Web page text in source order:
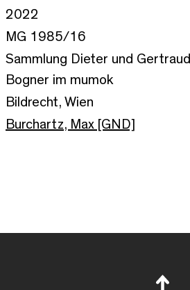
2022
MG 1985/16
Sammlung Dieter und Gertraud
Bogner im mumok
Bildrecht, Wien
Burchartz, Max [GND]